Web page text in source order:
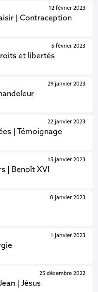
| Contraception
12 février 2023
et libertés
5 février 2023
29 janvier 2023
| Témoignage
22 janvier 2023
| Benoît XVI
15 janvier 2023
8 janvier 2023
1 janvier 2023
| Jésus
25 décembre 2022